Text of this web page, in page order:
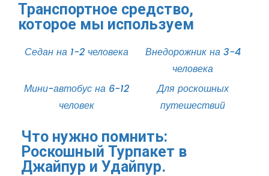
Транспортное средство,
которое мы используем
Седан на 1-2 человека
Внедорожник на 3-4
человека
Мини-автобус на 6-12
человек
Для роскошных
путешествий
Что нужно помнить:
Роскошный Турпакет в
Джайпур и Удайпур.